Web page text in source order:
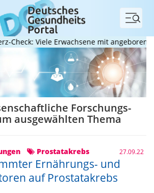
Menü
Viele Erwachsene mit angeborenem
Forschungs­
ausgewählten Thema
Prostatakrebs 27.09.22
Ernährungs- und
auf Prostatakrebs